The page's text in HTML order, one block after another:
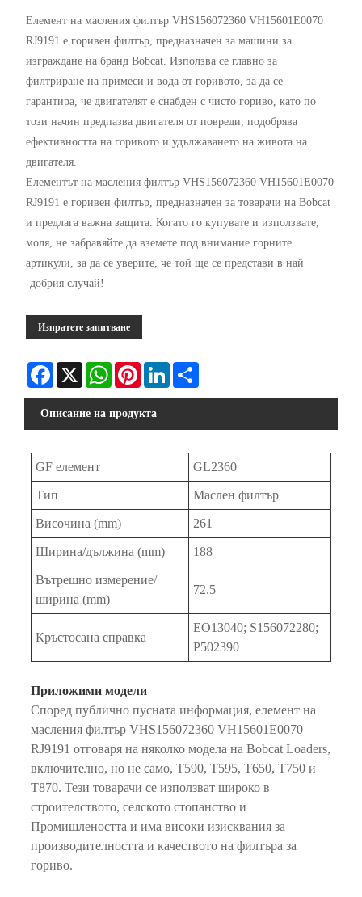
Елемент на масления филтър VHS156072360 VH15601E0070
RJ9191 е горивен филтър, предназначен за машини за
изграждане на бранд Bobcat. Използва се главно за
филтриране на примеси и вода от горивото, за да се
гарантира, че двигателят е снабден с чисто гориво, като по
този начин предпазва двигателя от повреди, подобрява
ефективността на горивото и удължаването на живота на
двигателя.
Елементът на масления филтър VHS156072360 VH15601E0070
RJ9191 е горивен филтър, предназначен за товарачи на Bobcat
и предлага важна защита. Когато го купувате и използвате,
моля, не забравяйте да вземете под внимание горните
артикули, за да се уверите, че той ще се представи в най
-добрия случай!
Изпратете запитване
Facebook
X WhatsAppPinterestLinkedIn
Описание на продукта
GF елемент GL2360
Тип Маслен филтър
Височина (mm) 261
Ширина/дължина (mm) 188
Вътрешно измерение/
ширина (mm)
72.5
Кръстосана справка
EO13040; S156072280;
P502390
Приложими модели
Според публично пусната информация, елемент на
масления филтър VHS156072360 VH15601E0070
RJ9191 отговаря на няколко модела на Bobcat Loaders,
включително, но не само, T590, T595, T650, T750 и
T870. Тези товарачи се използват широко в
строителството, селското стопанство и
Промишлеността и има високи изисквания за
производителността и качеството на филтъра за
гориво.